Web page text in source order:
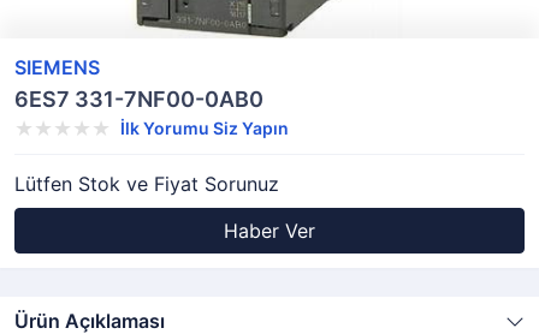
SIEMENS
6ES7 331-7NF00-0AB0
İlk Yorumu Siz Yapın
Lütfen Stok ve Fiyat Sorunuz
Haber Ver
Ürün Açıklaması